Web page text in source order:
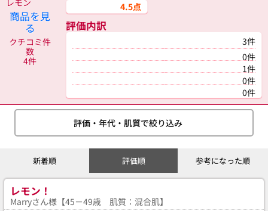
商品を見
る
クチコミ件
数
4件
4.5点
評価内訳
3件
0件
1件
0件
0件
評価・年代・肌質で絞り込み
新着順 評価順 参考になった順
レモン！
Marryさん様【45－49歳 肌質：混合肌】